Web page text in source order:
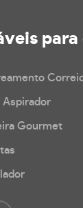
para
Gourmet